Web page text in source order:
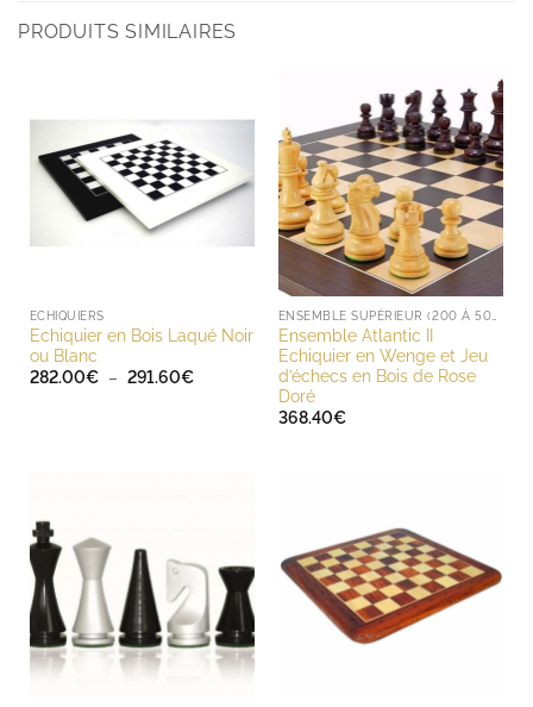
PRODUITS SIMILAIRES
ECHIQUIERS
Echiquier en Bois Laqué Noir
ou Blanc
282.00€ – 291.60€Plage
Ensemble Atlantic II
Echiquier en Wenge et Jeu
d’échecs en Bois de Rose
Doré
368.40€